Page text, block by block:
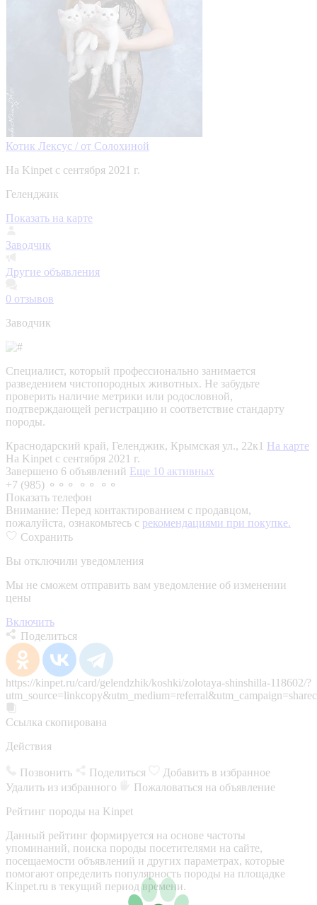
Котик Лексус / от Солохиной
На Kinpet c сентября 2021 г.
Геленджик
Показать на карте
Заводчик
Другие объявления
0 отзывов
Заводчик
Специалист, который профессионально занимается
разведением чистопородных животных. Не забудьте
проверить наличие метрики или родословной,
подтверждающей регистрацию и соответствие стандарту
породы.
Краснодарский край, Геленджик, Крымская ул., 22к1 На карте
На Kinpet c сентября 2021 г.
Завершено 6 объявлений Еще 10 активных
+7 (985) ⚬⚬⚬ ⚬⚬ ⚬⚬
Показать телефон
Внимание: Перед контактированием с продавцом,
пожалуйста, ознакомьтесь с рекомендациями при покупке.
Сохранить
Вы отключили уведомления
Мы не сможем отправить вам уведомление об изменении
цены
Включить
Поделиться
https://kinpet.ru/card/gelendzhik/koshki/zolotaya-shinshilla-118602/?
Ссылка скопирована
Действия
Позвонить Поделиться
Добавить в избранное
Удалить из избранного
Пожаловаться на объявление
Рейтинг породы на Kinpet
Данный рейтинг формируется на основе частоты
упоминаний, поиска породы посетителями на сайте,
посещаемости объявлений и других параметрах, которые
помогают определить популярность породы на площадке
Kinpet.ru в текущий период времени.